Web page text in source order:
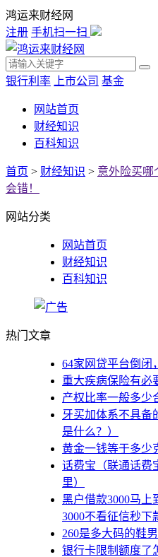
鸿运来财经网
注册 手机扫一扫
银行利率 上市公司 基金
网站首页
财经知识
百科知识
首页 > 财经知识 > 意外险买哪
会错！
网站分类
网站首页
财经知识
百科知识
热门文章
64家网贷平台倒闭
重大疾病保险有必
产权比率一般多少
牙买加体系不具备
是什么？）
黄金一钱等于多少
话费宝（联通话费
里）
黑户借款3000马上
3000不看征信秒下
260是多大码的鞋
银行卡限制额度了